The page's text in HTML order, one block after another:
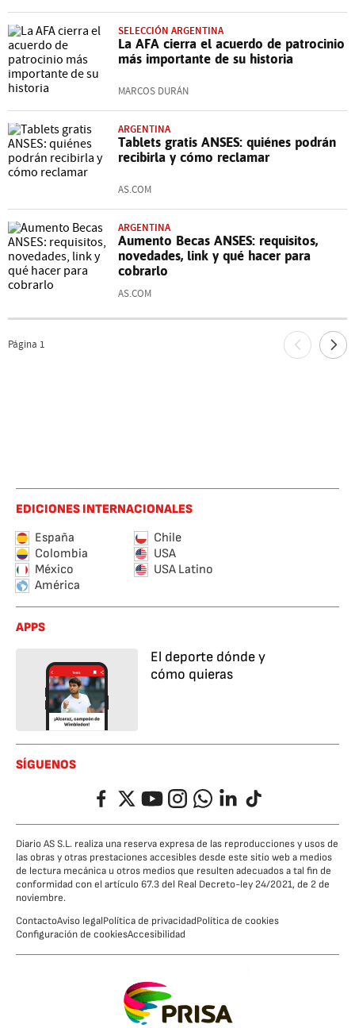
SELECCIÓN ARGENTINA
La AFA cierra el acuerdo de patrocinio
más importante de su historia
MARCOS DURÁN
ARGENTINA
Tablets gratis ANSES: quiénes podrán
recibirla y cómo reclamar
AS.COM
ARGENTINA
Aumento Becas ANSES: requisitos,
novedades, link y qué hacer para
cobrarlo
AS.COM
Página 1
EDICIONES INTERNACIONALES
España
Chile
Colombia
USA
México
USA Latino
América
APPS
El deporte dónde y
cómo quieras
SÍGUENOS
FacebookTwitterYouTubeInstagramWhatsappLinkedIn
TikTok
Diario AS S.L. realiza una reserva expresa de las reproducciones y usos de
las obras y otras prestaciones accesibles desde este sitio web a medios
de lectura mecánica u otros medios que resulten adecuados a tal fin de
conformidad con el artículo 67.3 del Real Decreto-ley 24/2021, de 2 de
noviembre.
ContactoAviso legalPolítica de privacidadPolítica de cookies
Configuración de cookiesAccesibilidad